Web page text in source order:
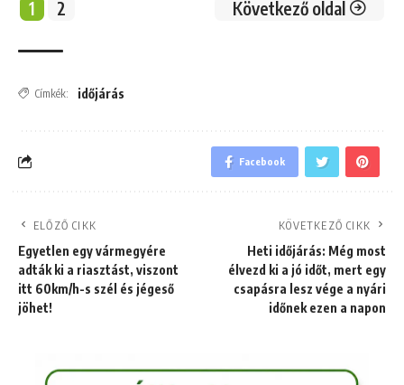
1 2 Következő oldal
Címkék: időjárás
Facebook
ELŐZŐ CIKK
Egyetlen egy vármegyére
adták ki a riasztást, viszont
itt 60km/h-s szél és jégeső
jöhet!
KÖVETKEZŐ CIKK
Heti időjárás: Még most
élvezd ki a jó időt, mert egy
csapásra lesz vége a nyári
időnek ezen a napon